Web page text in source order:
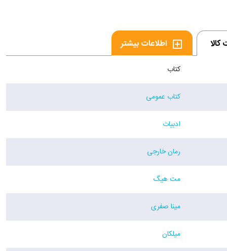
کالا اطلاعات بیشتر
کتاب
کتاب عمومی
ادبیات
رمان خارجی
مت هیگ
مینا صفری
میلکان